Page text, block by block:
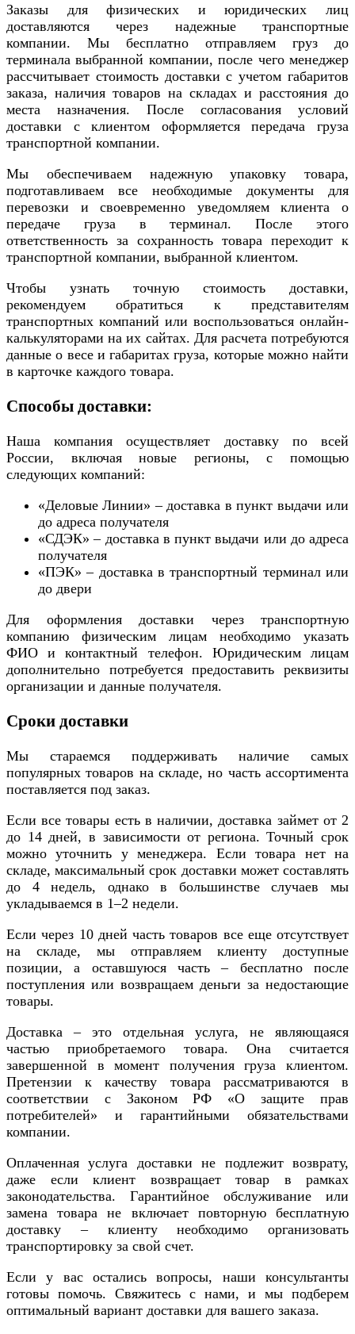
Заказы для физических и юридических лиц
доставляются через надежные транспортные
компании. Мы бесплатно отправляем груз до
терминала выбранной компании, после чего менеджер
рассчитывает стоимость доставки с учетом габаритов
заказа, наличия товаров на складах и расстояния до
места назначения. После согласования условий
доставки с клиентом оформляется передача груза
транспортной компании.
Мы обеспечиваем надежную упаковку товара,
подготавливаем все необходимые документы для
перевозки и своевременно уведомляем клиента о
передаче груза в терминал. После этого
ответственность за сохранность товара переходит к
транспортной компании, выбранной клиентом.
Чтобы узнать точную стоимость доставки,
рекомендуем обратиться к представителям
транспортных компаний или воспользоваться онлайн-
калькуляторами на их сайтах. Для расчета потребуются
данные о весе и габаритах груза, которые можно найти
в карточке каждого товара.
Способы доставки:
Наша компания осуществляет доставку по всей
России, включая новые регионы, с помощью
следующих компаний:
«Деловые Линии» – доставка в пункт выдачи или
до адреса получателя
«СДЭК» – доставка в пункт выдачи или до адреса
получателя
«ПЭК» – доставка в транспортный терминал или
до двери
Для оформления доставки через транспортную
компанию физическим лицам необходимо указать
ФИО и контактный телефон. Юридическим лицам
дополнительно потребуется предоставить реквизиты
организации и данные получателя.
Сроки доставки
Мы стараемся поддерживать наличие самых
популярных товаров на складе, но часть ассортимента
поставляется под заказ.
Если все товары есть в наличии, доставка займет от 2
до 14 дней, в зависимости от региона. Точный срок
можно уточнить у менеджера. Если товара нет на
складе, максимальный срок доставки может составлять
до 4 недель, однако в большинстве случаев мы
укладываемся в 1–2 недели.
Если через 10 дней часть товаров все еще отсутствует
на складе, мы отправляем клиенту доступные
позиции, а оставшуюся часть – бесплатно после
поступления или возвращаем деньги за недостающие
товары.
Доставка – это отдельная услуга, не являющаяся
частью приобретаемого товара. Она считается
завершенной в момент получения груза клиентом.
Претензии к качеству товара рассматриваются в
соответствии с Законом РФ «О защите прав
потребителей» и гарантийными обязательствами
компании.
Оплаченная услуга доставки не подлежит возврату,
даже если клиент возвращает товар в рамках
законодательства. Гарантийное обслуживание или
замена товара не включает повторную бесплатную
доставку – клиенту необходимо организовать
транспортировку за свой счет.
Если у вас остались вопросы, наши консультанты
готовы помочь. Свяжитесь с нами, и мы подберем
оптимальный вариант доставки для вашего заказа.